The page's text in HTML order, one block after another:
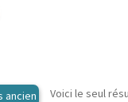
Voici le seul